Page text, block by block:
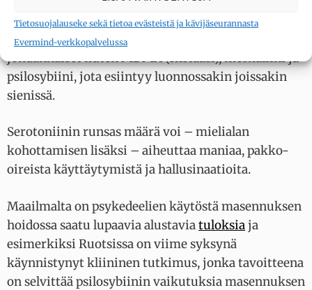
Tietosuojalauseke sekä tietoa evästeistä ja kävijäseurannasta
Evermind-verkkopalvelussa
Niitä ovat muun muassa LSD, amfetamiini ja sen
johdannaiset kuten MDMA (ekstaasi), meskaliini ja
psilosybiini, jota esiintyy luonnossakin joissakin
sienissä.
Serotoniinin runsas määrä voi – mielialan
kohottamisen lisäksi – aiheuttaa maniaa, pakko-
oireista käyttäytymistä ja hallusinaatioita.
Maailmalta on psykedeelien käytöstä masennuksen
hoidossa saatu lupaavia alustaviatuloksiaja
esimerkiksi Ruotsissa on viime syksynä
käynnistynyt kliininen tutkimus, jonka tavoitteena
on selvittää psilosybiinin vaikutuksia masennuksen